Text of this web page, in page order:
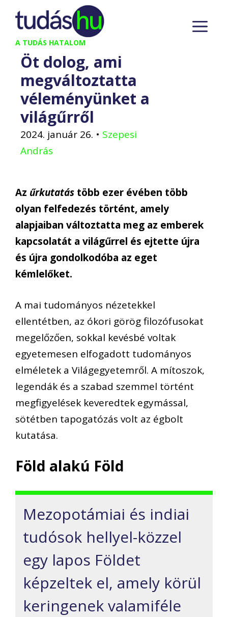
Kilépés
tartalomba
A TUDÁS HATALOM
Öt dolog, ami
megváltoztatta
véleményünket a
világűrről
2024. január 26. • Szepesi
András
Az űrkutatás több ezer évében több
olyan felfedezés történt, amely
alapjaiban változtatta meg az emberek
kapcsolatát a világűrrel és ejtette újra
és újra gondolkodóba az eget
kémlelőket.
A mai tudományos nézetekkel
ellentétben, az ókori görög filozófusokat
megelőzően, sokkal kevésbé voltak
egyetemesen elfogadott tudományos
elméletek a Világegyetemről. A mítoszok,
legendák és a szabad szemmel történt
megfigyelések keveredtek egymással,
sötétben tapogatózás volt az égbolt
kutatása.
Föld alakú Föld
Mezopotámiai és indiai
tudósok hellyel-közzel
egy lapos Földet
képzeltek el, amely körül
keringenek valamiféle